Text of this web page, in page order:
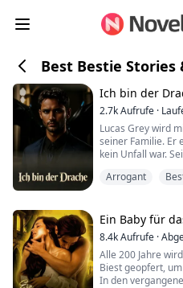
Best Bestie Stories
Ich bin der
2.7kAufrufe ·
Lucas Grey wird
seiner Familie. Er
kein Unfall war.
seiner Eltern zu
und Lucas muss
Durch Zufall tr...
Arrogant
Ein Baby für
8.4kAufrufe ·
Alle 200 Jahre
Biest geopfert,
In den